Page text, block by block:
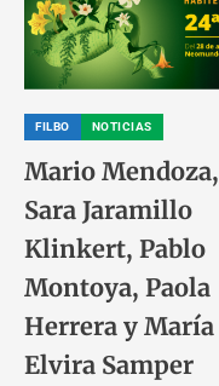
FILBO NOTICIAS
Mario Mendoza,
Sara Jaramillo
Klinkert, Pablo
Montoya, Paola
Herrera y María
Elvira Samper